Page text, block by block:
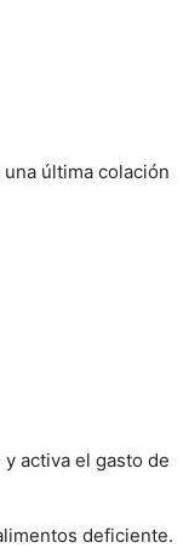
última colación
activa el gasto de
deficiente.